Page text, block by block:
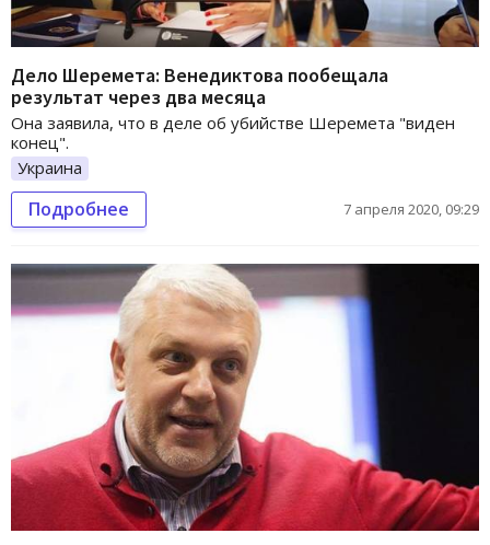
Дело Шеремета: Венедиктова пообещала
результат через два месяца
Она заявила, что в деле об убийстве Шеремета "виден
конец".
Украина
Подробнее 7 апреля 2020, 09:29